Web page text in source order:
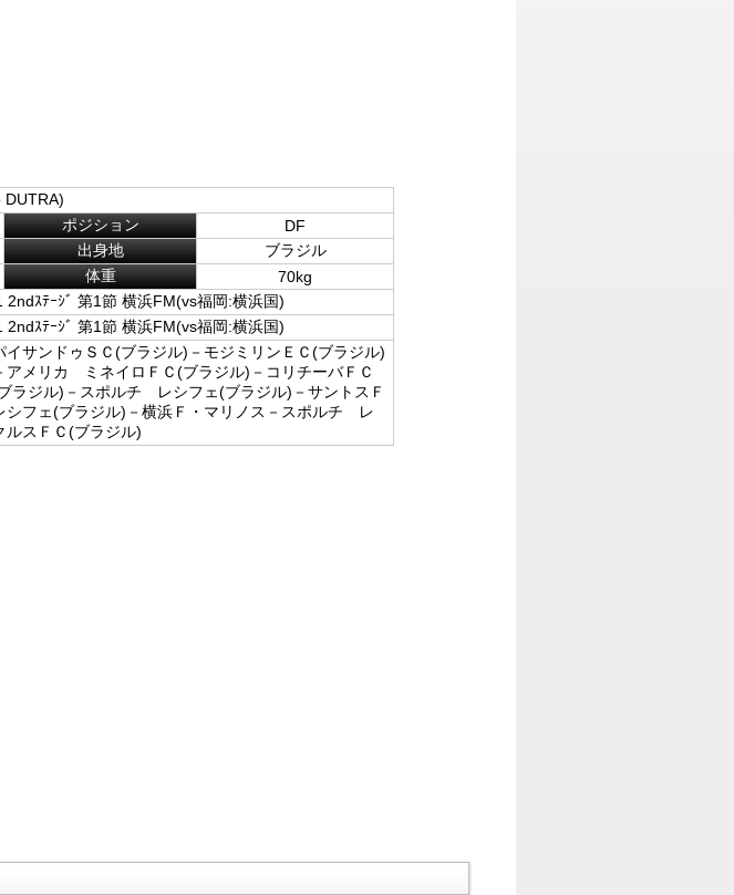
DUTRA)
ポジション
DF
出身地
ブラジル
体重
70kg
ｽﾃｰｼﾞ 第1節 横浜FM(vs福岡:横浜国)
ｽﾃｰｼﾞ 第1節 横浜FM(vs福岡:横浜国)
サンドゥＳＣ(ブラジル)－モジミリンＥＣ(ブラジル)
アメリカ ミネイロＦＣ(ブラジル)－コリチーバＦＣ
ラジル)－スポルチ レシフェ(ブラジル)－サントスＦ
フェ(ブラジル)－横浜Ｆ・マリノス－スポルチ レ
ルスＦＣ(ブラジル)